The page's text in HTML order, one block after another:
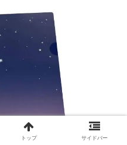
トップ サイドバー